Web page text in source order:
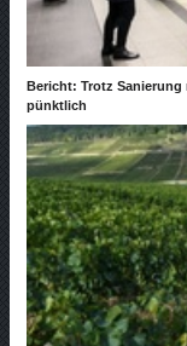
Bericht: Trotz
pünktlich